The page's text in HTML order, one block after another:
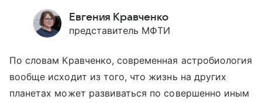
Евгения Кравченко
представитель МФТИ
По словам Кравченко, современная астробиология
вообще исходит из того, что жизнь на других
планетах может развиваться по совершенно иным